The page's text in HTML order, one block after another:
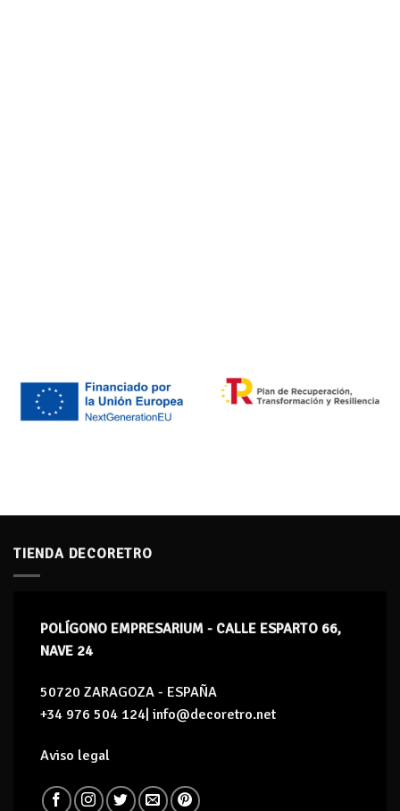
TIENDA DECORETRO
POLÍGONO EMPRESARIUM - CALLE ESPARTO 66,
NAVE 24
50720 ZARAGOZA - ESPAÑA
+34 976 504 124| info@decoretro.net
Aviso legal